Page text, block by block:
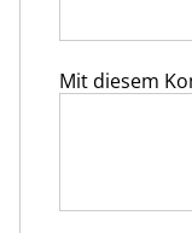
Mit diesem